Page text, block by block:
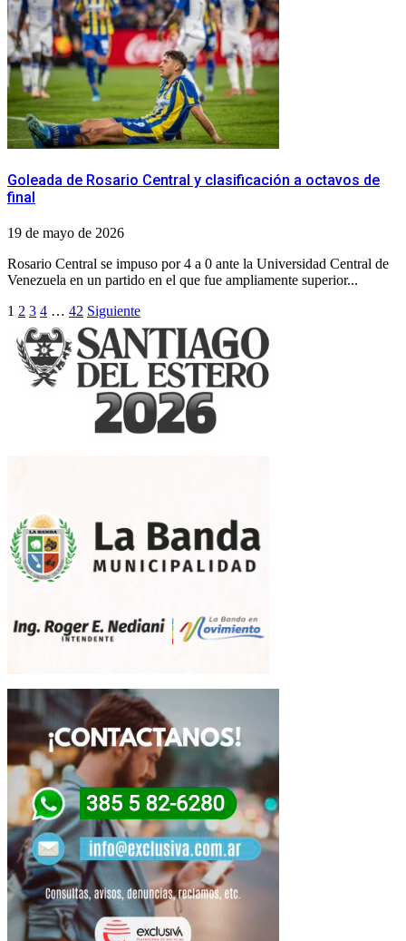
Goleada de Rosario Central y clasificación a octavos de
final
19 de mayo de 2026
Rosario Central se impuso por 4 a 0 ante la Universidad Central de
Venezuela en un partido en el que fue ampliamente superior...
Paginación
de
entradas
1 2 3 4 … 42 Siguiente